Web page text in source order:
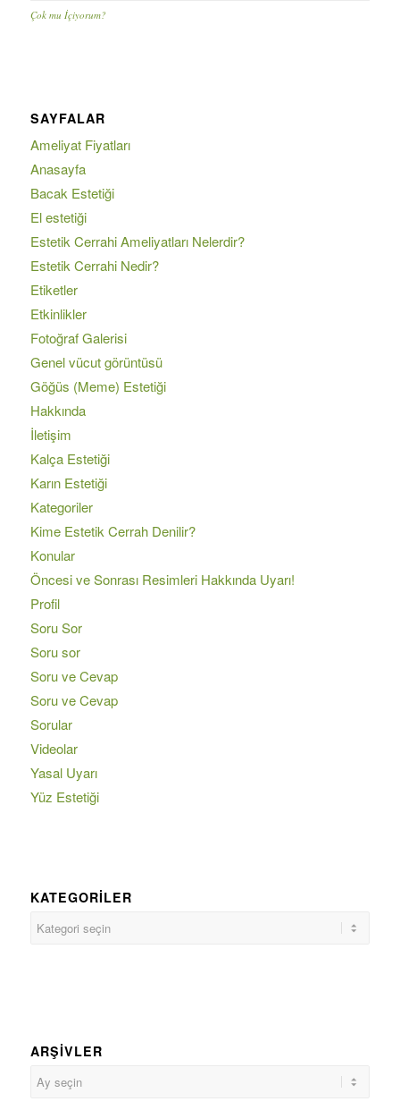
Çok mu İçiyorum?
SAYFALAR
Ameliyat Fiyatları
Anasayfa
Bacak Estetiği
El estetiği
Estetik Cerrahi Ameliyatları Nelerdir?
Estetik Cerrahi Nedir?
Etiketler
Etkinlikler
Fotoğraf Galerisi
Genel vücut görüntüsü
Göğüs (Meme) Estetiği
Hakkında
İletişim
Kalça Estetiği
Karın Estetiği
Kategoriler
Kime Estetik Cerrah Denilir?
Konular
Öncesi ve Sonrası Resimleri Hakkında Uyarı!
Profil
Soru Sor
Soru sor
Soru ve Cevap
Soru ve Cevap
Sorular
Videolar
Yasal Uyarı
Yüz Estetiği
KATEGORILER
ARŞIVLER